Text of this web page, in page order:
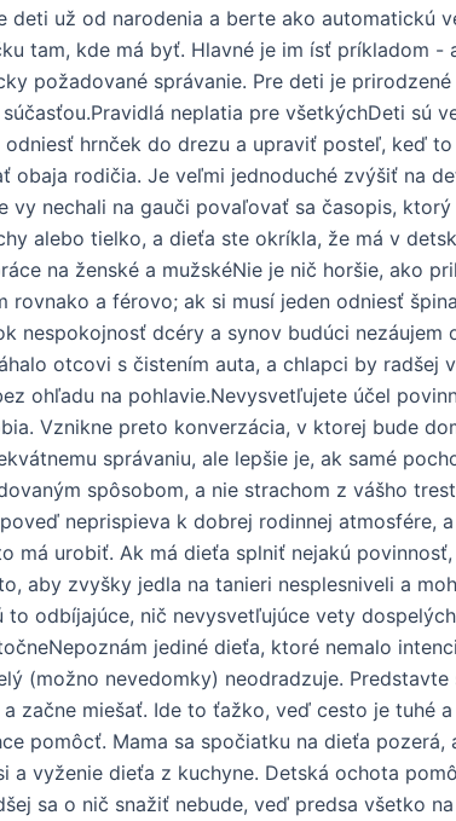
už od narodenia a berte ako automatickú
tam, kde má byť. Hlavné je im ísť príkladom -
požadované správanie. Pre deti je
neplatia pre všetkýchDeti sú
hrnček do drezu a upraviť posteľ, keď
rodičia. Je veľmi jednoduché zvýšiť na
vy nechali na gauči povaľovať sa časopis,
alebo tielko, a dieťa ste okríkla, že má v
na ženské a mužskéNie je nič horšie, ako
a férovo; ak si musí jeden odniesť
nespokojnosť dcéry a synov budúci nezáujem
otcovi s čistením auta, a chlapci by radšej
ohľadu na pohlavie.Nevysvetľujete účel
Vznikne preto konverzácia, v ktorej bude
správaniu, ale lepšie je, ak samé
spôsobom, a nie strachom z vášho
neprispieva k dobrej rodinnej atmosfére,
má urobiť. Ak má dieťa splniť nejakú
aby zvyšky jedla na tanieri nesplesniveli a
odbíjajúce, nič nevysvetľujúce vety
jediné dieťa, ktoré nemalo
(možno nevedomky) neodradzuje.
začne miešať. Ide to ťažko, veď cesto je tuhé
pomôcť. Mama sa spočiatku na dieťa pozerá,
a vyženie dieťa z kuchyne. Detská ochota
sa o nič snažiť nebude, veď predsa všetko